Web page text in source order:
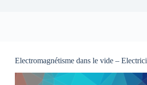
Electromagnétisme dans le vide –